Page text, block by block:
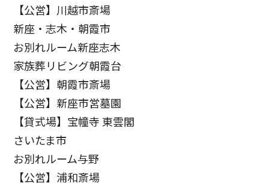
【公営】川越市斎場
新座・志木・朝霞市
お別れルーム新座志木
家族葬リビング朝霞台
【公営】朝霞市斎場
【公営】新座市営墓園
【貸式場】宝幢寺 東雲閣
さいたま市
お別れルーム与野
【公営】浦和斎場